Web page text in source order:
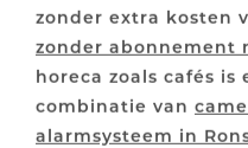
zonder extra kosten
zonder abonnement
horeca zoals cafés is
combinatie van
alarmsysteem in